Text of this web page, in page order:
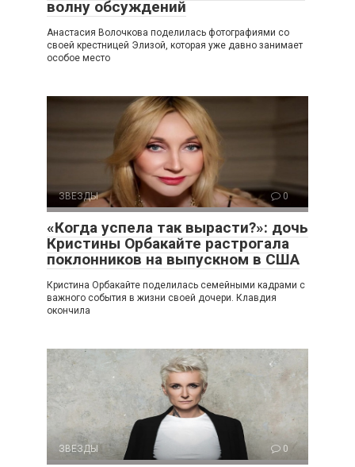
волну обсуждений
Анастасия Волочкова поделилась фотографиями со
своей крестницей Элизой, которая уже давно занимает
особое место
ЗВЕЗДЫ 0
«Когда успела так вырасти?»: дочь
Кристины Орбакайте растрогала
поклонников на выпускном в США
Кристина Орбакайте поделилась семейными кадрами с
важного события в жизни своей дочери. Клавдия
окончила
ЗВЕЗДЫ 0